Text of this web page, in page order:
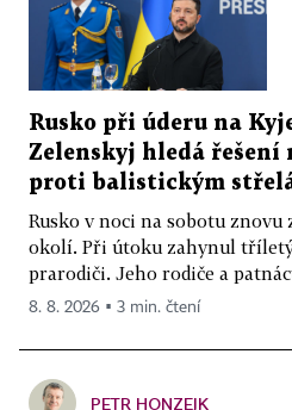
Rusko při úderu na
Zelenskyj hledá řešení
proti balistickým
Rusko v noci na sobotu znovu
okolí. Při útoku zahynul tříletý
prarodiči. Jeho rodiče a
8. 8. 2026 ▪ 3 min. čtení
PETR HONZEJK